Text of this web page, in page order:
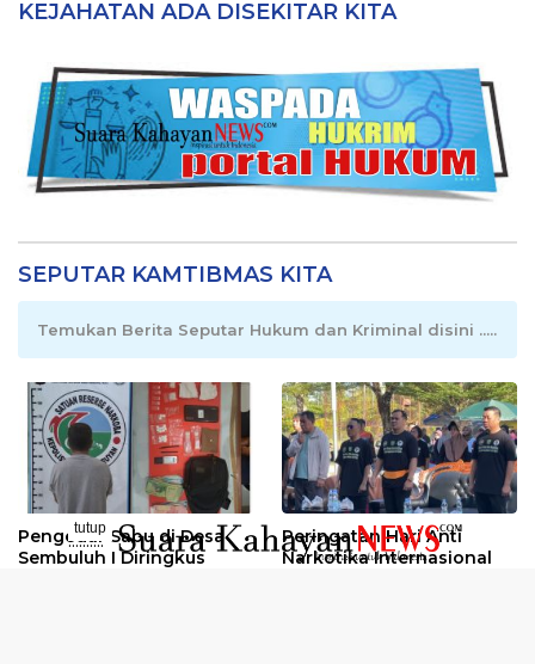
KEJAHATAN ADA DISEKITAR KITA
SEPUTAR KAMTIBMAS KITA
Temukan Berita Seputar Hukum dan Kriminal disini .....
Pengedar Sabu di Desa
Sembuluh I Diringkus
Peringatan Hari Anti
Narkotika Internasional
tutup
..........